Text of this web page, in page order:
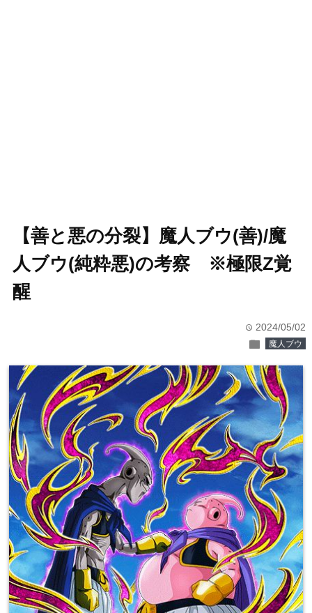
【善と悪の分裂】魔人ブウ(善)/魔
人ブウ(純粋悪)の考察 ※極限Z覚
醒
time 2024/05/02
folder 魔人ブウ